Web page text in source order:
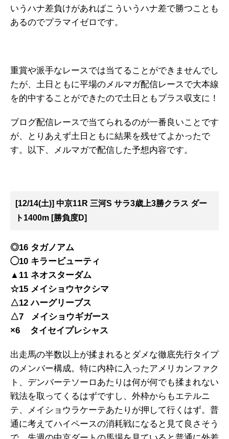
いうハナ差負けがあればこういうハナ差で勝つことも
あるのでプラマイゼロです。
重賞や派手なレースでは当てることができませんでし
たが、土日ともに平場のメルマガ配信レースで大本線
を的中することができたので土日ともプラス収支に！
ブログ配信レースで当てられるのが一番良いことです
が、とりあえず土日ともに結果を残せてよかったで
す。以下、メルマガで配信した予想内容です。
[12/14(土)] 中京11R 三河S サラ3歳上3勝クラス ダー
ト1400m [勝負度D]
◎16 タガノアム
◯10 キラービューティ
▲11 ネオスターダム
☆15 メイショウヤクシマ
△12 ハーグリーブス
△7 メイショウギガース
×6 タイセイプレシャス
出走馬の半数以上が揉まれるとダメな徹底先行タイプ
のメンバー構成。特に内枠に入ったアメリカンファク
ト、デンバーテソーロあたりは何が何でも揉まれない
戦法を取ってくるはずですし、外枠からもエテルニ
テ、メイショウラケーテあたりが押して行くはず。普
通に考えてハイペースの消耗戦になると見て良さそう